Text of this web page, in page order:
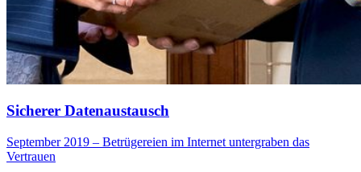
Sicherer Datenaustausch
September 2019 – Betrügereien im Internet untergraben das
Vertrauen